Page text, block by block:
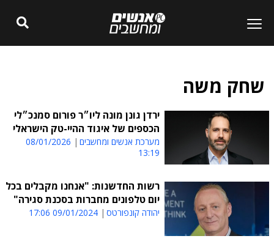
שחק משה
ירדן גונן מונה ליו״ר פורום סמנכ״לי
הכספים של איגוד ההיי-טק הישראלי
מערכת אנשים ומחשבים
08/01/2026
13:19
רשות החדשנות: "אנחנו מקבלים בכל
יום טלפונים מחברות בסכנת סגירה"
יהודה קונפורטס 09/01/2024 17:06